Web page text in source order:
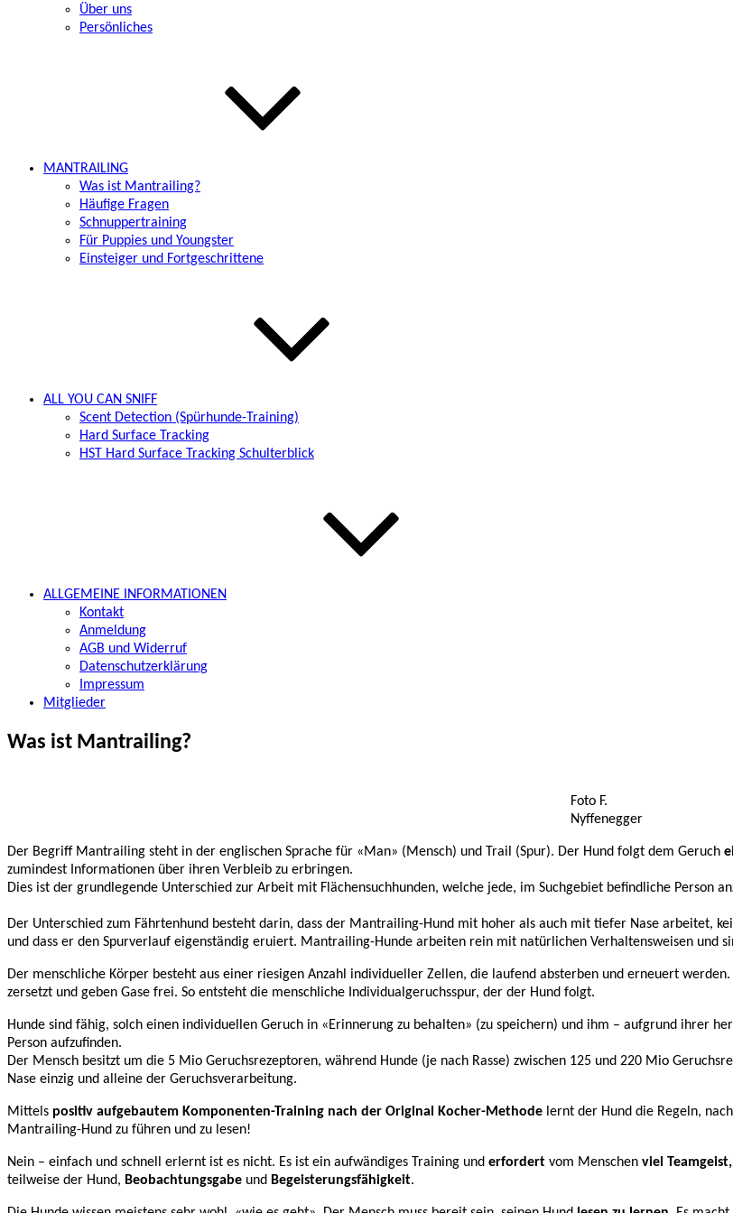
Über uns
Persönliches
MANTRAILING
Was ist Mantrailing?
Häufige Fragen
Schnuppertraining
Für Puppies und Youngster
Einsteiger und Fortgeschrittene
ALL YOU CAN SNIFF
Scent Detection (Spürhunde-Training)
Hard Surface Tracking
HST Hard Surface Tracking Schulterblick
ALLGEMEINE INFORMATIONEN
Kontakt
Anmeldung
AGB und Widerruf
Datenschutzerklärung
Impressum
Mitglieder
Was ist Mantrailing?
Foto F.
Nyffenegger
Der Begriff Mantrailing steht in der englischen Sprache für «Man» (Mensch) und Trail (Spur). Der Hund folgt dem Geruch
zumindest Informationen über ihren Verbleib zu erbringen.
Dies ist der grundlegende Unterschied zur Arbeit mit Flächensuchhunden, welche jede, im Suchgebiet befindliche Person
Der Unterschied zum Fährtenhund besteht darin, dass der Mantrailing-Hund mit hoher als auch mit tiefer Nase arbeitet,
und dass er den Spurverlauf eigenständig eruiert. Mantrailing-Hunde arbeiten rein mit natürlichen Verhaltensweisen und
Der menschliche Körper besteht aus einer riesigen Anzahl individueller Zellen, die laufend absterben und erneuert
zersetzt und geben Gase frei. So entsteht die menschliche Individualgeruchsspur, der der Hund folgt.
Hunde sind fähig, solch einen individuellen Geruch in «Erinnerung zu behalten» (zu speichern) und ihm – aufgrund ihrer
Person aufzufinden.
Der Mensch besitzt um die 5 Mio Geruchsrezeptoren, während Hunde (je nach Rasse) zwischen 125 und 220 Mio
Nase einzig und alleine der Geruchsverarbeitung.
Mittels positiv aufgebautem Komponenten-Training nach der Original Kocher-Methode lernt der Hund die Regeln,
Mantrailing-Hund zu führen und zu lesen!
Nein – einfach und schnell erlernt ist es nicht. Es ist ein aufwändiges Training und erfordert vom Menschen viel
teilweise der Hund, Beobachtungsgabe und Begeisterungsfähigkeit.